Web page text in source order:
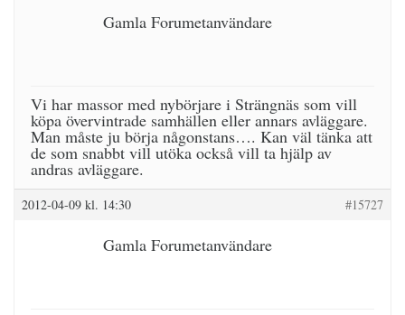
Gamla Forumetanvändare
Vi har massor med nybörjare i Strängnäs som vill
köpa övervintrade samhällen eller annars avläggare.
Man måste ju börja någonstans…. Kan väl tänka att
de som snabbt vill utöka också vill ta hjälp av
andras avläggare.
2012-04-09 kl. 14:30 #15727
Gamla Forumetanvändare